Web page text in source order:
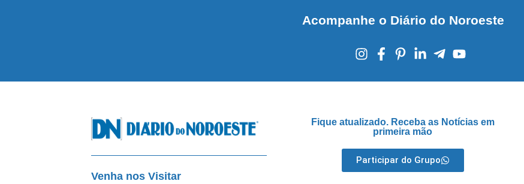
Acompanhe o Diário do Noroeste
Venha nos Visitar
Fique atualizado. Receba as Notícias em
primeira mão
Participar do Grupo